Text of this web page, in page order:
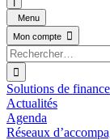
Menu
Mon compte


Solutions de
Actualités
Agenda
Réseaux